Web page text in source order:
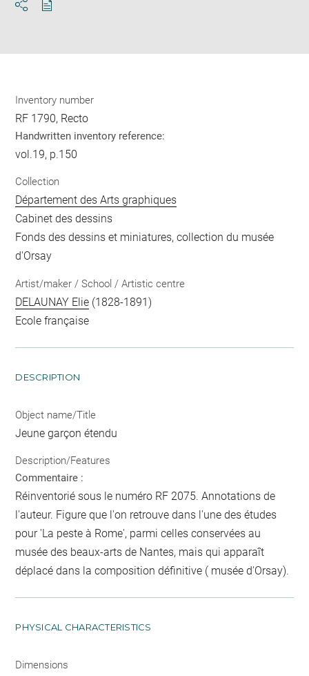
Inventory number
RF 1790, Recto
Handwritten inventory reference:
vol.19, p.150
Collection
Département des Arts graphiques
Cabinet des dessins
Fonds des dessins et miniatures, collection du musée
d'Orsay
Artist/maker / School / Artistic centre
DELAUNAY Elie (1828-1891)
Ecole française
DESCRIPTION
Object name/Title
Jeune garçon étendu
Description/Features
Commentaire :
Réinventorié sous le numéro RF 2075. Annotations de
l'auteur. Figure que l'on retrouve dans l'une des études
pour 'La peste à Rome', parmi celles conservées au
musée des beaux-arts de Nantes, mais qui apparaît
déplacé dans la composition définitive ( musée d'Orsay).
PHYSICAL CHARACTERISTICS
Dimensions